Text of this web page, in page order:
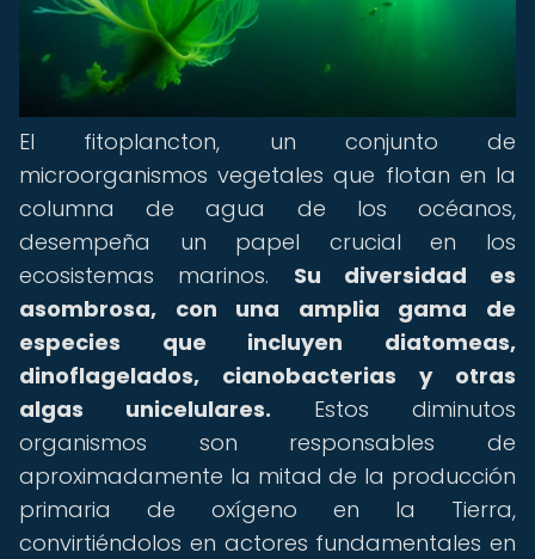
El fitoplancton, un conjunto de
microorganismos vegetales que flotan en la
columna de agua de los océanos,
desempeña un papel crucial en los
ecosistemas marinos. Su diversidad es
asombrosa, con una amplia gama de
especies que incluyen diatomeas,
dinoflagelados, cianobacterias y otras
algas unicelulares. Estos diminutos
organismos son responsables de
aproximadamente la mitad de la producción
primaria de oxígeno en la Tierra,
convirtiéndolos en actores fundamentales en